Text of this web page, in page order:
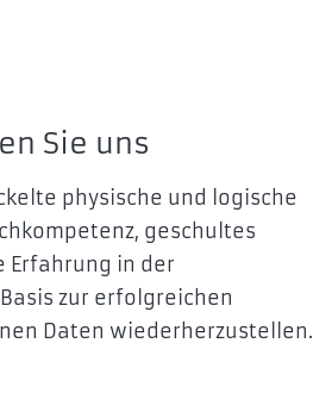
Sie uns
physische und logische
geschultes
Erfahrung in der
zur erfolgreichen
Daten wiederherzustellen.